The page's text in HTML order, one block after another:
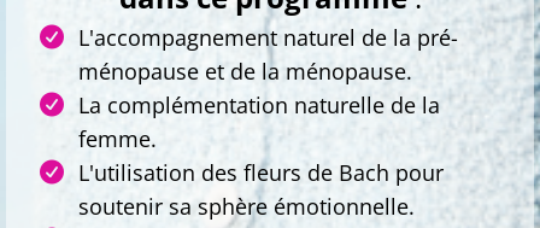
L'accompagnement naturel de la pré-
ménopause et de la ménopause.
La complémentation naturelle de la
femme.
L'utilisation des fleurs de Bach pour
soutenir sa sphère émotionnelle.